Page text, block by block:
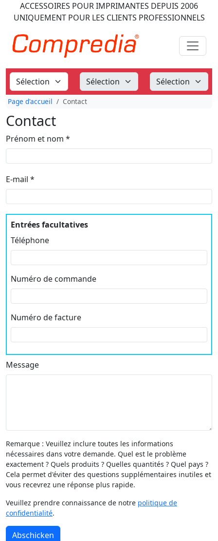
ACCESSOIRES POUR IMPRIMANTES DEPUIS 2006
UNIQUEMENT POUR LES CLIENTS PROFESSIONNELS
Page d'accueil Contact
Contact
Prénom et nom *
E-mail *
Entrées facultatives
Téléphone
Numéro de commande
Numéro de facture
Message
Remarque : Veuillez inclure toutes les informations
nécessaires dans votre demande. Quel est le problème
exactement ? Quels produits ? Quelles quantités ? Quel pays ?
Cela permet d'éviter des questions supplémentaires inutiles et
vous recevrez une réponse plus rapide.
Veuillez prendre connaissance de notre politique de
confidentialité.
Abschicken